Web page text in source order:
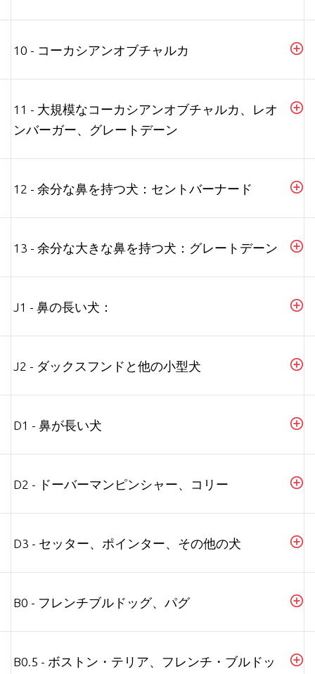
10 - コーカシアンオブチャルカ
11 - 大規模なコーカシアンオブチャルカ、レオ
ンバーガー、グレートデーン
12 - 余分な鼻を持つ犬：セントバーナード
13 - 余分な大きな鼻を持つ犬：グレートデーン
J1 - 鼻の長い犬：
J2 - ダックスフンドと他の小型犬
D1 - 鼻が長い犬
D2 - ドーバーマンピンシャー、コリー
D3 - セッター、ポインター、その他の犬
B0 - フレンチブルドッグ、パグ
B0.5 - ボストン・テリア、フレンチ・ブルドッ